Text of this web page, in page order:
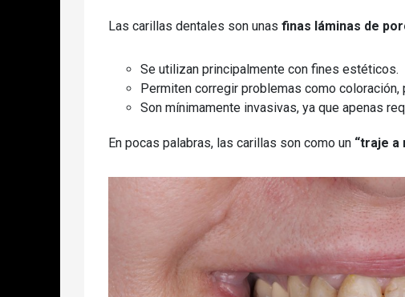
Las carillas dentales son unas finas láminas de
Se utilizan principalmente con fines estéticos.
Permiten corregir problemas como
Son mínimamente invasivas, ya que apenas
En pocas palabras, las carillas son como un “traje a